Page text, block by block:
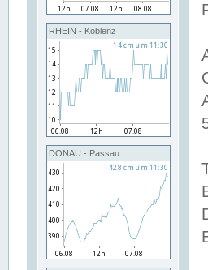
RHEIN - Koblenz
DONAU - Passau